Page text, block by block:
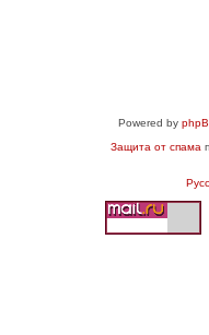
Powered by
Защита от спама